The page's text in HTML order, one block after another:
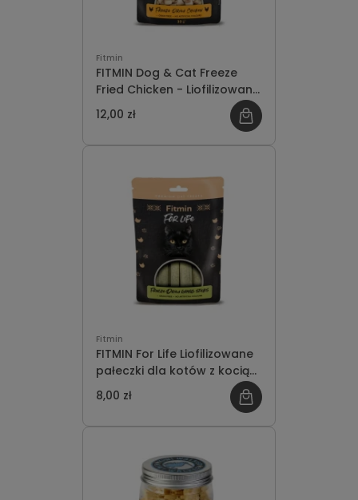
Fitmin
FITMIN Dog & Cat Freeze
Fried Chicken - Liofilizowany
kurczak 30g
12,00 zł
Fitmin
FITMIN For Life Liofilizowane
pałeczki dla kotów z kocią
trawą 6 szt. 30g
8,00 zł